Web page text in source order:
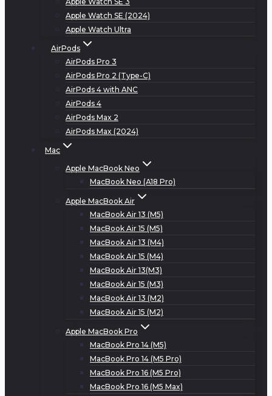
Apple Watch SE (2024)
Apple Watch Ultra
AirPods
AirPods Pro 3
AirPods Pro 2 (Type-C)
AirPods 4 with ANC
AirPods 4
AirPods Max 2
AirPods Max (2024)
Mac
Apple MacBook Neo
MacBook Neo (A18 Pro)
Apple MacBook Air
MacBook Air 13 (M5)
MacBook Air 15 (M5)
MacBook Air 13 (M4)
MacBook Air 15 (M4)
MacBook Air 13(M3)
MacBook Air 15 (M3)
MacBook Air 13 (M2)
MacBook Air 15 (M2)
Apple MacBook Pro
MacBook Pro 14 (M5)
MacBook Pro 14 (M5 Pro)
MacBook Pro 16 (M5 Pro)
MacBook Pro 16 (M5 Max)